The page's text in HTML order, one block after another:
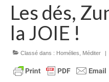
Lire
Articles, Chroniques
Livres
Grandir : rubrique
Les dés,
la JOIE !
Classé dans : Homélies Méditer